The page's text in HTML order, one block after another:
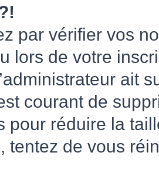
par vérifier vos
lors de votre
ait
courant de
pour réduire la
tentez de vous